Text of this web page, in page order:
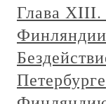
Глава ХIII.